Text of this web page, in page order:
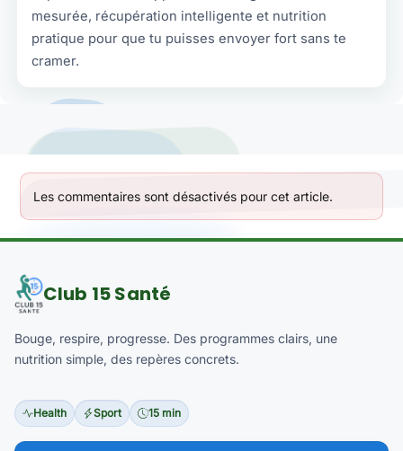
mesurée, récupération intelligente et nutrition
pratique pour que tu puisses envoyer fort sans te
cramer.
Les commentaires sont désactivés pour cet article.
Club 15 Santé
Bouge, respire, progresse. Des programmes clairs, une
nutrition simple, des repères concrets.
Health Sport 15 min